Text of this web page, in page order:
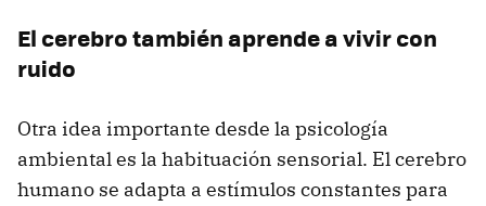
El cerebro también aprende a vivir con
ruido
Otra idea importante desde la psicología
ambiental es la habituación sensorial. El cerebro
humano se adapta a estímulos constantes para